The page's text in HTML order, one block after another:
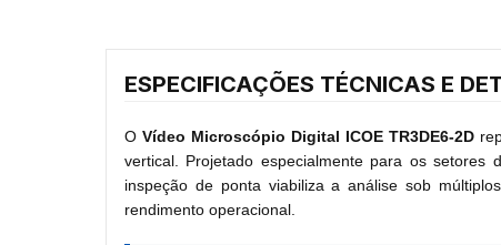
ESPECIFICAÇÕES TÉCNICAS E
OVídeo Microscópio Digital ICOE TR3DE6-2D
vertical. Projetado especialmente para os setores
inspeção de ponta viabiliza a análise sob
rendimento operacional.